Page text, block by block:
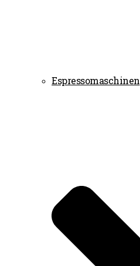
Espressomaschinen